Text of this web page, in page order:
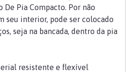
De Pia Compacto. Por não
seu interior, pode ser colocado
seja na bancada, dentro da pia
resistente e flexível